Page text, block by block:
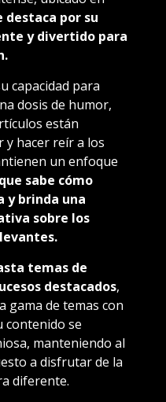
destaca por su
y divertido para
capacidad para
dosis de humor,
están
y hacer reír a los
un enfoque
sabe cómo
y brinda una
sobre los
temas de
destacados,
gama de temas con
contenido se
manteniendo al
a disfrutar de la
diferente.